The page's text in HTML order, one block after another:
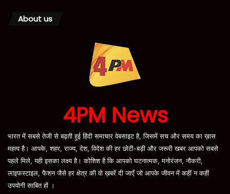
About us
4PM News
भारत में सबसे तेजी से बढ़ती हुई हिंदी समाचार वेबसाइट है, जिसमें सच और समय का ख़ास
महत्व है। आपके, शहर, राज्य, देश, विदेश की हर छोटी-बड़ी और जरूरी खबर आपको सबसे
पहले मिले, यही इसका लक्ष्य है। कोशिश है कि आपको घटनात्मक, मनोरंजन, नौकरी,
लाइफस्टाइल, फैशन जैसे हर क्षेत्र की वो ख़बरें दी जाएँ जो आपके जीवन में कहीं न कहीं
उपयोगी साबित हों ।